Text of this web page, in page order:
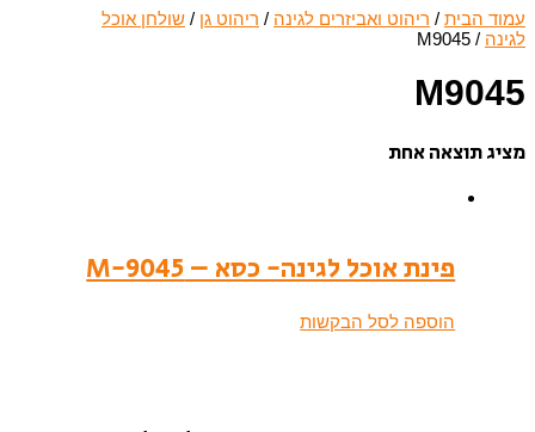
עמוד הבית / ריהוט ואביזרים לגינה / ריהוט גן / שולחן אוכל
לגינה / M9045
M9045
מציג תוצאה אחת
פינת אוכל לגינה- כסא – M-9045
הוספה לסל הבקשות